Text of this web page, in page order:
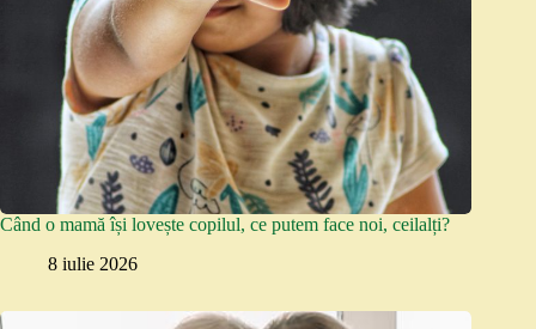
Când o mamă își lovește copilul, ce putem face noi, ceilalți?
8 iulie 2026